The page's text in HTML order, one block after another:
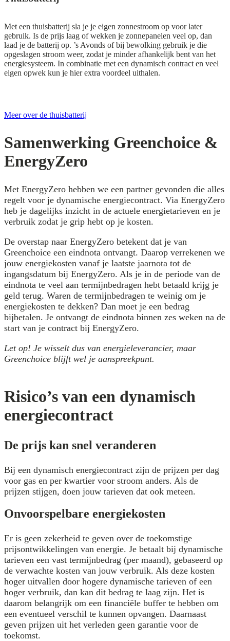
Met een thuisbatterij sla je je eigen zonnestroom op voor later
gebruik. Is de prijs laag of wekken je zonnepanelen veel op, dan
laad je de batterij op. ’s Avonds of bij bewolking gebruik je die
opgeslagen stroom weer, zodat je minder afhankelijk bent van het
energiesysteem. In combinatie met een dynamisch contract en veel
eigen opwek kun je hier extra voordeel uithalen.
Meer over de thuisbatterij
Samenwerking Greenchoice &
EnergyZero
Met EnergyZero hebben we een partner gevonden die alles
regelt voor je dynamische energiecontract. Via EnergyZero
heb je dagelijks inzicht in de actuele energietarieven en je
verbruik zodat je grip hebt op je kosten.
De overstap naar EnergyZero betekent dat je van
Greenchoice een eindnota ontvangt. Daarop verrekenen we
jouw energiekosten vanaf je laatste jaarnota tot de
ingangsdatum bij EnergyZero. Als je in de periode van de
eindnota te veel aan termijnbedragen hebt betaald krijg je
geld terug. Waren de termijnbedragen te weinig om je
energiekosten te dekken? Dan moet je een bedrag
bijbetalen. Je ontvangt de eindnota binnen zes weken na de
start van je contract bij EnergyZero.
Let op! Je wisselt dus van energieleverancier, maar
Greenchoice blijft wel je aanspreekpunt.
Risico’s van een dynamisch
energiecontract
De prijs kan snel veranderen
Bij een dynamisch energiecontract zijn de prijzen per dag
voor gas en per kwartier voor stroom anders. Als de
prijzen stijgen, doen jouw tarieven dat ook meteen.
Onvoorspelbare energiekosten
Er is geen zekerheid te geven over de toekomstige
prijsontwikkelingen van energie. Je betaalt bij dynamische
tarieven een vast termijnbedrag (per maand), gebaseerd op
de verwachte kosten van jouw verbruik. Als deze kosten
hoger uitvallen door hogere dynamische tarieven of een
hoger verbruik, dan kan dit bedrag te laag zijn. Het is
daarom belangrijk om een financiële buffer te hebben om
een eventueel verschil te kunnen opvangen. Daarnaast
geven prijzen uit het verleden geen garantie voor de
toekomst.